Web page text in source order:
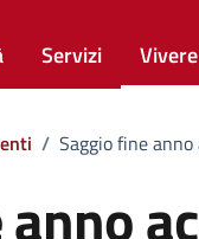
Servizi
/ Saggio fine